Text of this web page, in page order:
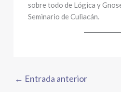
sobre todo de Lógica y
Seminario de Culiacán.
← Entrada anterior